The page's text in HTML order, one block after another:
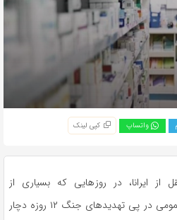
واتساپ کپی لینک
از ایرانا، در روز‌هایی که بسیاری از
زیرساخت‌های شهری و خدمات عمومی در پی تهدید‌های جنگ ۱۲ روزه دچار